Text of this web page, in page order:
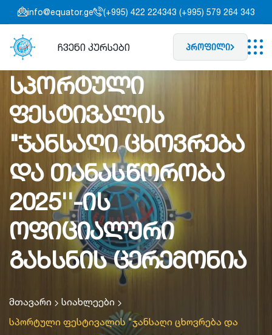
info@equator.ge (+995) 422 224343 (+995) 579 264 343
ჩვენი კურსები პროფილი
სპორტული
ფესტივალის
"ჯანსაღი ცხოვრება
და თანასწორობა
2025''-ის
ოფიციალური
გახსნის ცერემონია
მთავარი
სიახლეები
სპორტული ფესტივალის "ჯანსაღი ცხოვრება და